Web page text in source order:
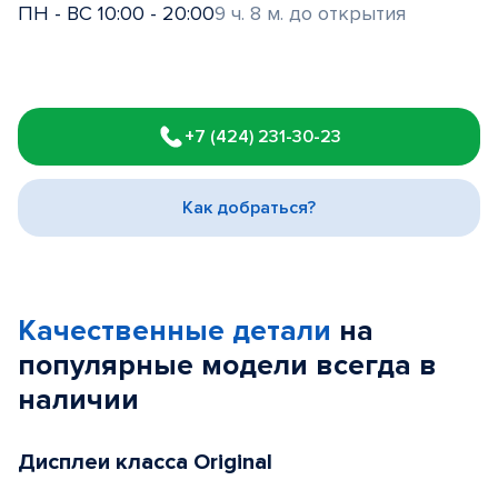
ПН - ВС 10:00 - 20:009 ч. 8 м. до открытия
1
of
3
+7 (424) 231-30-23
Как добраться?
Качественные детали на
популярные модели всегда в
наличии
Дисплеи класса Original